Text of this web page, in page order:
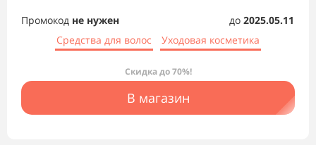
Промокод не нужен до 2025.05.11
Средства для волос
Уходовая косметика
Скидка до 70%!
В магазин